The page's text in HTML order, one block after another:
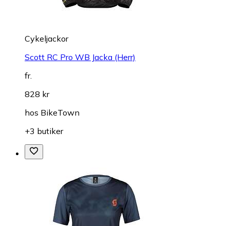
Cykeljackor
Scott RC Pro WB Jacka (Herr)
fr.
828 kr
hos BikeTown
+3 butiker